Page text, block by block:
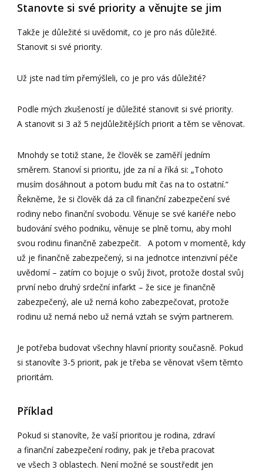
Stanovte si své priority a věnujte se jim
Takže je důležité si uvědomit, co je pro nás důležité.
Stanovit si své priority.
Už jste nad tím přemýšleli, co je pro vás důležité?
Podle mých zkušeností je důležité stanovit si své priority.
A stanovit si 3 až 5 nejdůležitějších priorit a těm se věnovat.
Mnohdy se totiž stane, že člověk se zaměří jedním
směrem. Stanoví si prioritu, jde za ní a říká si: „Tohoto
musím dosáhnout a potom budu mít čas na to ostatní.“
Řekněme, že si člověk dá za cíl finanční zabezpečení své
rodiny nebo finanční svobodu. Věnuje se své kariéře nebo
budování svého podniku, věnuje se plně tomu, aby mohl
svou rodinu finančně zabezpečit. A potom v momentě, kdy
už je finančně zabezpečený, si na jednotce intenzivní péče
uvědomí – zatím co bojuje o svůj život, protože dostal svůj
první nebo druhý srdeční infarkt – že sice je finančně
zabezpečený, ale už nemá koho zabezpečovat, protože
rodinu už nemá nebo už nemá vztah se svým partnerem.
Je potřeba budovat všechny hlavní priority současně. Pokud
si stanovíte 3-5 priorit, pak je třeba se věnovat všem těmto
prioritám.
Příklad
Pokud si stanovíte, že vaší prioritou je rodina, zdraví
a finanční zabezpečení rodiny, pak je třeba pracovat
ve všech 3 oblastech. Není možné se soustředit jen